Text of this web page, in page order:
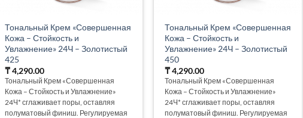
Тональный Крем «Совершенная
Кожа – Стойкость и
Увлажнение» 24Ч – Золотистый
425
₸4,290.00
Тональный Крем «Совершенная
Кожа – Стойкость и Увлажнение»
24Ч* сглаживает поры, оставляя
полуматовый финиш. Регулируемая
Тональный Крем «Совершенная
Кожа – Стойкость и
Увлажнение» 24Ч – Золотистый
450
₸4,290.00
Тональный Крем «Совершенная
Кожа – Стойкость и Увлажнение»
24Ч* сглаживает поры, оставляя
полуматовый финиш. Регулируемая